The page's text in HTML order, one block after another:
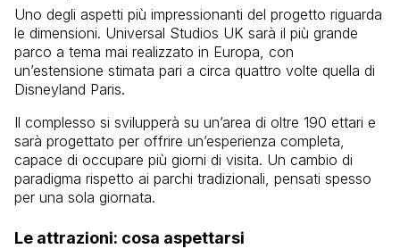
Uno degli aspetti più impressionanti del progetto riguarda
le dimensioni. Universal Studios UK sarà il più grande
parco a tema mai realizzato in Europa, con
un’estensione stimata pari a circa quattro volte quella di
Disneyland Paris.
Il complesso si svilupperà su un’area di oltre 190 ettari e
sarà progettato per offrire un’esperienza completa,
capace di occupare più giorni di visita. Un cambio di
paradigma rispetto ai parchi tradizionali, pensati spesso
per una sola giornata.
Le attrazioni: cosa aspettarsi